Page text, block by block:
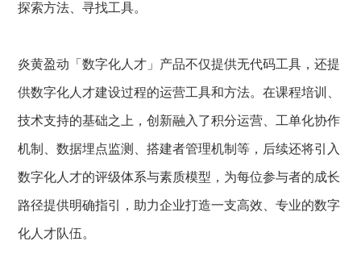
探索方法、寻找工具。
炎黄盈动「数字化人才」产品不仅提供无代码工具，还提
供数字化人才建设过程的运营工具和方法。在课程培训、
技术支持的基础之上，创新融入了积分运营、工单化协作
机制、数据埋点监测、搭建者管理机制等，后续还将引入
数字化人才的评级体系与素质模型，为每位参与者的成长
路径提供明确指引，助力企业打造一支高效、专业的数字
化人才队伍。